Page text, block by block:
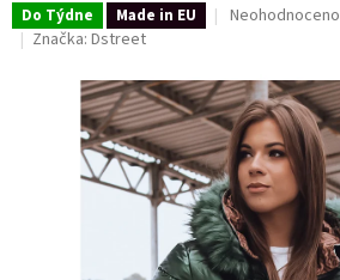
Do Týdne Made in EU
Průměrné
je
0,0
z
5
hvězdiček.
Neohodnoceno
Značka: Dstreet